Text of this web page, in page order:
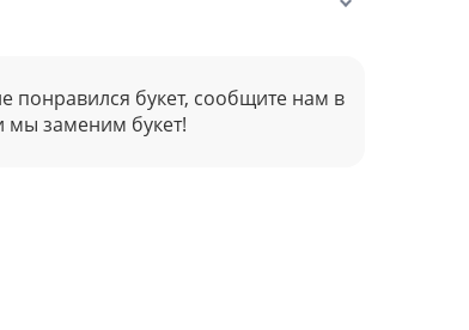
понравился букет, сообщите нам в
мы заменим букет!